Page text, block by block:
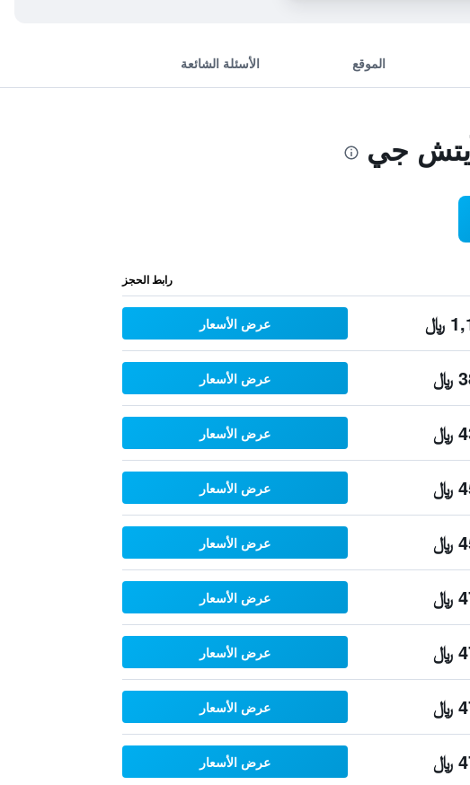
الموقع الأسئلة الشائعة
جي
رابط الحجز
﷼ عرض الأسعار
﷼ عرض الأسعار
﷼ عرض الأسعار
﷼ عرض الأسعار
﷼ عرض الأسعار
﷼ عرض الأسعار
﷼ عرض الأسعار
﷼ عرض الأسعار
﷼ عرض الأسعار